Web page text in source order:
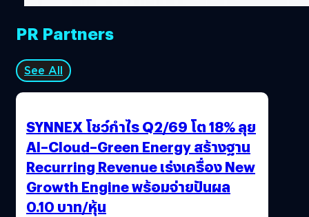
PR Partners
See All
SYNNEX โชว์กำไร Q2/69 โต 18% ลุย
AI–Cloud–Green Energy สร้างฐาน
Recurring Revenue เร่งเครื่อง New
Growth Engine พร้อมจ่ายปันผล
0.10 บาท/หุ้น